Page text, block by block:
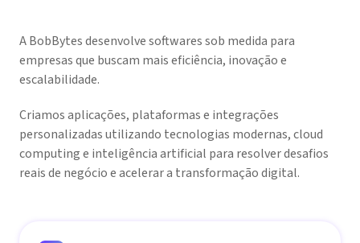
A BobBytes desenvolve softwares sob medida para
empresas que buscam mais eficiência, inovação e
escalabilidade.
Criamos aplicações, plataformas e integrações
personalizadas utilizando tecnologias modernas, cloud
computing e inteligência artificial para resolver desafios
reais de negócio e acelerar a transformação digital.